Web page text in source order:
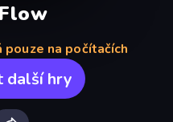
na počítačích
další hry